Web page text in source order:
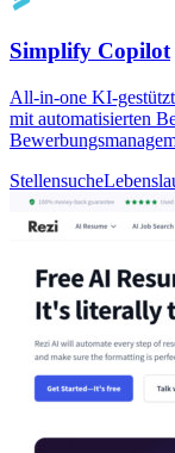
Simplify Copilot
All-in-one KI-
mit automatisierten
Stellensuche